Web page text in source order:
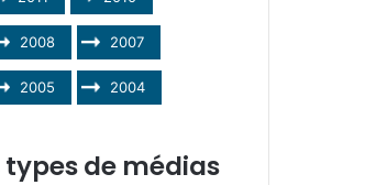
2008 2007
2005 2004
types de médias